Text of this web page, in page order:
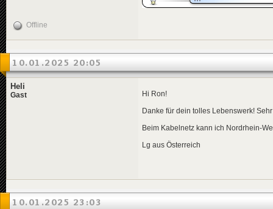
Offline
10.01.2025 20:05
Heli
Gast Hi Ron!
Danke für dein tolles Lebenswerk!
Beim Kabelnetz kann ich Nordrhein-
Lg aus Österreich
10.01.2025 23:03